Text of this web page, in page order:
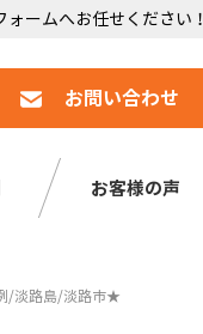
ームへお任せください！
お問い合わせ
お客様の声
/淡路島/淡路市★